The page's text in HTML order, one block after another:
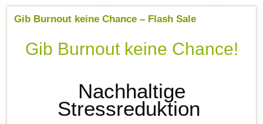
Gib Burnout keine Chance – Flash Sale
Gib Burnout keine Chance!
Nachhaltige
Stressreduktion